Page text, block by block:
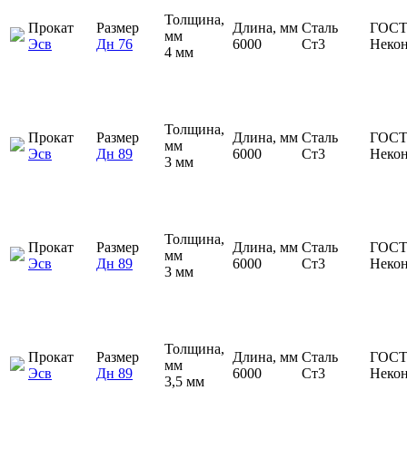
Прокат
Эсв
Размер
Дн 76
Толщина,
мм
4 мм
Длина, мм
6000
Сталь
Ст3
Прокат
Эсв
Размер
Дн 89
Толщина,
мм
3 мм
Длина, мм
6000
Сталь
Ст3
Прокат
Эсв
Размер
Дн 89
Толщина,
мм
3 мм
Длина, мм
6000
Сталь
Ст3
Прокат
Эсв
Размер
Дн 89
Толщина,
мм
3,5 мм
Длина, мм
6000
Сталь
Ст3